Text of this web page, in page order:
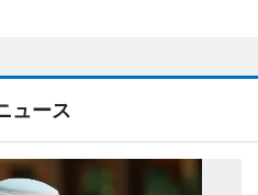
ュース